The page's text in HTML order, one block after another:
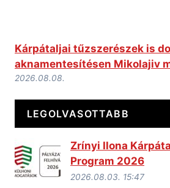
Kárpátaljai tűzszerészek is
aknamentesítésen Mikolajiv
2026.08.08.
LEGOLVASOTTABB
Zrínyi Ilona
Program 2026
2026.08.03. 15:47